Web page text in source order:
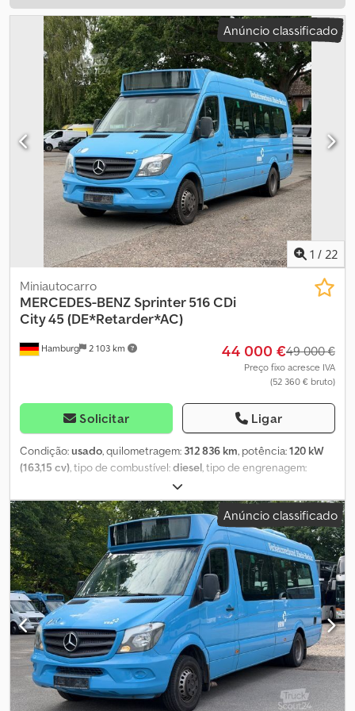
Anúncio classificado
1 / 22
Hamburg 2 103 km
Miniautocarro
MERCEDES-BENZ Sprinter 516 CDi
City 45 (DE*Retarder*AC)
44 000 €49 000 €
Preço fixo acresce IVA
(52 360 € bruto)
Solicitar Ligar
Condição:usado, quilometragem: 312 836 km, potência:120 kW
(163,15 cv) , tipo de combustível:diesel , tipo de engrenagem:
01/2019
6, cor:azul, travões:retardador, número de lugares:14, Ano de
fabrico:2019, Equipamento:ABS, aquecedor estacionário, ar
condicionado, programa eletrónico de estabilidade (ESP),
Mercedes-Benz Sprinter 516 CDI City 45, primeiro proprietário,
veículo alemão, 14 lugares sentados/9 lugares em pé, transmissão
automática, ar condicionado de grande capacidade, retardador,
Euro 6c, porta elétrica. Dcjdpfx Aszg Sinobzsk Possibilidade de
troca e aceitação de veículo usado como parte do pagamento.
Preço líquido: 49.000 € Convidamo-lo a verificar pessoalmente as
condições óticas e técnicas no local. Oferecemos apoio na
exportação: confirmação original dos dados para homologação
no país de destino, declaração do fornecedor, elaboração dos
documentos de exportação e, se necessário, matrícula
Anúncio classificado